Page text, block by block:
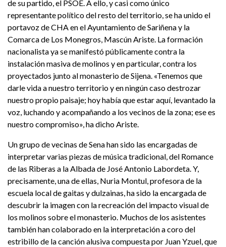
de su partido, el PSOE. A ello, y casi como único
representante político del resto del territorio, se ha unido el
portavoz de CHA en el Ayuntamiento de Sariñena y la
Comarca de Los Monegros, Mascún Ariste. La formación
nacionalista ya se manifestó públicamente contra la
instalación masiva de molinos y en particular, contra los
proyectados junto al monasterio de Sijena. «Tenemos que
darle vida a nuestro territorio y en ningún caso destrozar
nuestro propio paisaje; hoy había que estar aquí, levantado la
voz, luchando y acompañando a los vecinos de la zona; ese es
nuestro compromiso», ha dicho Ariste.
Un grupo de vecinas de Sena han sido las encargadas de
interpretar varias piezas de música tradicional, del Romance
de las Riberas a la Albada de José Antonio Labordeta. Y,
precisamente, una de ellas, Nuria Montul, profesora de la
escuela local de gaitas y dulzainas, ha sido la encargada de
descubrir la imagen con la recreación del impacto visual de
los molinos sobre el monasterio. Muchos de los asistentes
también han colaborado en la interpretación a coro del
estribillo de la canción alusiva compuesta por Juan Yzuel, que